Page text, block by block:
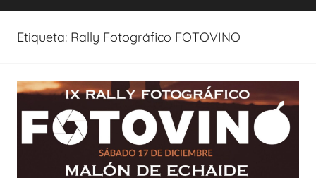
Etiqueta: Rally Fotográfico FOTOVINO